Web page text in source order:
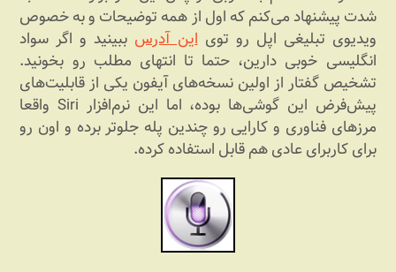
شدت پیشنهاد می‌کنم که اول از همه توضیحات و به خصوص
ویدیوی تبلیغی اپل رو تویاین آدرس ببینید و اگر سواد
انگلیسی خوبی دارین، حتما تا انتهای مطلب رو بخونید.
تشخیص گفتار از اولین نسخه‌های آیفون یکی از قابلیت‌های
پیش‌فرض این گوشی‌ها بوده، اما این نرم‌افزار Siri واقعا
مرزهای فناوری و کارایی رو چندین پله جلوتر برده و اون رو
برای کاربرای عادی هم قابل استفاده کرده.